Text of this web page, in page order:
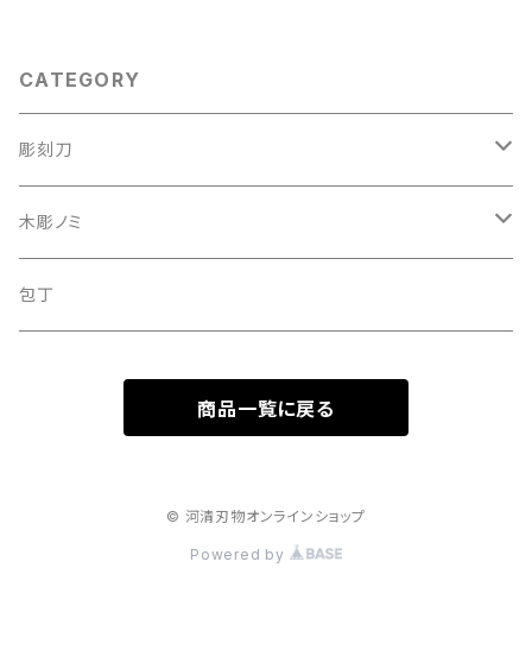
CATEGORY
彫刻刀
彫刻刀セット
定額制研ぎ直し
木彫ノミ
木彫のみセット
包丁
商品一覧に戻る
© 河清刃物オンラインショップ
Powered by